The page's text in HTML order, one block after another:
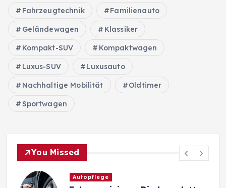
Fahrzeugtechnik Familienauto
Geländewagen Klassiker
Kompakt-SUV Kompaktwagen
Luxus-SUV Luxusauto
Nachhaltige Mobilität Oldtimer
Sportwagen
You Missed
Autopflege